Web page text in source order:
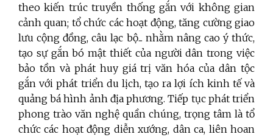
theo kiến trúc truyền thống gắn với không gian
cảnh quan; tổ chức các hoạt động, tăng cường giao
lưu cộng đồng, câu lạc bộ... nhằm nâng cao ý thức,
tạo sự gắn bó mật thiết của người dân trong việc
bảo tồn và phát huy giá trị văn hóa của dân tộc
gắn với phát triển du lịch, tạo ra lợi ích kinh tế và
quảng bá hình ảnh địa phương. Tiếp tục phát triển
phong trào văn nghệ quần chúng, trọng tâm là tổ
chức các hoạt động diễn xướng, dân ca, liên hoan